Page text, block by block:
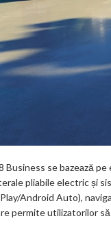
Business se bazează
pliabile electric
Android Auto),
permite utilizatorilor